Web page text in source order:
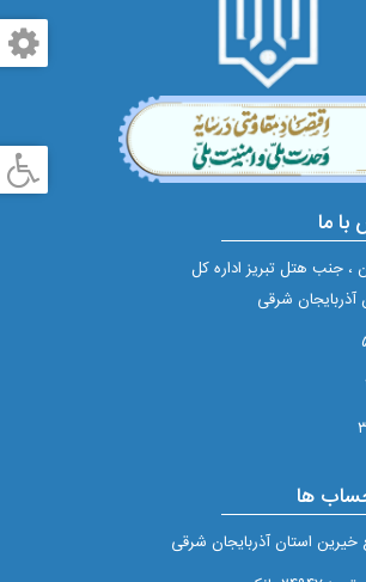
ما
، جنب هتل تبریز اداره کل
شرقی
ها
استان آذربايجان شرقی